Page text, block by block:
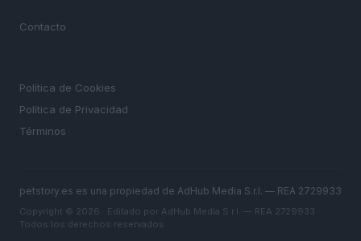
Contacto
Política de Cookies
Política de Privacidad
Términos
petstory.es es una propiedad de AdHub Media S.r.l. — REA 2729933
Copyright © 2026 · Editado por AdHub Media S.r.l. — REA 2729933
Todos los derechos reservados